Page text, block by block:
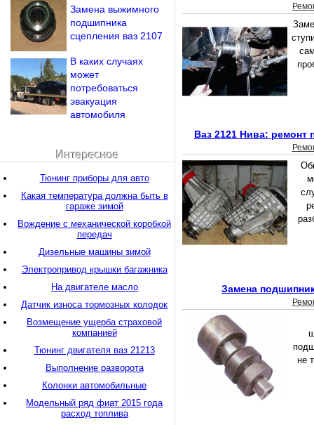
Ваз 2121 Нива: ремонт
Замена
не
Замена выжимного
подшипника
сцепления ваз 2107
В каких случаях
может
потребоваться
эвакуация
автомобиля
Интересное
Тюнинг приборы для авто
Какая температура должна быть в
гараже зимой
Вождение с механической коробкой
передач
Дизельные машины зимой
Электропривод крышки багажника
На двигателе масло
Датчик износа тормозных колодок
Возмещение ущерба страховой
компанией
Тюнинг двигателя ваз 21213
Выполнение разворота
Колонки автомобильные
Модельный ряд фиат 2015 года
расход топлива